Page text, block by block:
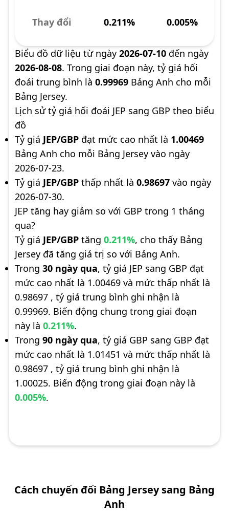
Thay đổi 0.211% 0.005%
Biểu đồ dữ liệu từ ngày 2026-07-10 đến ngày
2026-08-08. Trong giai đoạn này, tỷ giá hối
đoái trung bình là 0.99969 Bảng Anh cho mỗi
Bảng Jersey.
Lịch sử tỷ giá hối đoái JEP sang GBP theo biểu
đồ
Tỷ giá JEP/GBP đạt mức cao nhất là 1.00469
Bảng Anh cho mỗi Bảng Jersey vào ngày
2026-07-23.
Tỷ giá JEP/GBP thấp nhất là 0.98697 vào ngày
2026-07-30.
JEP tăng hay giảm so với GBP trong 1 tháng
qua?
Tỷ giá JEP/GBP tăng 0.211%, cho thấy Bảng
Jersey đã tăng giá trị so với Bảng Anh.
Trong 30 ngày qua, tỷ giá JEP sang GBP đạt
mức cao nhất là 1.00469 và mức thấp nhất là
0.98697 , tỷ giá trung bình ghi nhận là
0.99969. Biến động chung trong giai đoạn
này là 0.211%.
Trong 90 ngày qua, tỷ giá GBP sang GBP đạt
mức cao nhất là 1.01451 và mức thấp nhất là
0.98697 , tỷ giá trung bình ghi nhận là
1.00025. Biến động trong giai đoạn này là
0.005%.
Cách chuyển đổi Bảng Jersey sang Bảng
Anh